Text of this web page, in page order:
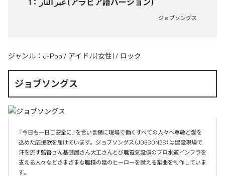
ジョブソングス
ジャンル： J-Pop / アイドル(女性) / ロック
ジョブソングス
『今日も一日ご安全に』を合い言葉に現場で働くすべての人々へ尊敬と愛を
込めた応援歌を届けています。ジョブソングス（JOBSONGS）は建設現場で
汗を流す監督さん基礎屋さん大工さんとび職電気設備のプロ水道インフラを
支える人々などさまざまな職種の陰のヒーローを讃える楽曲を制作していま
す。